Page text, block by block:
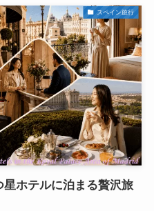
スペイン旅行
ホテルに泊まる贅沢旅